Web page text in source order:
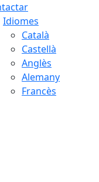
Idiomes
Català
Castellà
Anglès
Alemany
Francès